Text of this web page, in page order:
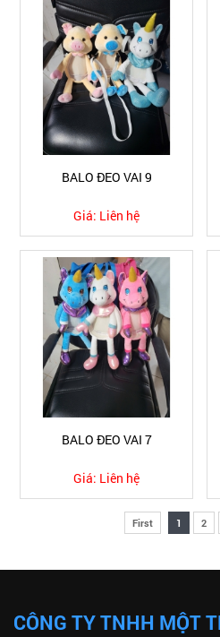
BALO ĐEO VAI 9
Giá: Liên hệ
BALO ĐEO VAI 7
Giá: Liên hệ
First 1 2
CÔNG TY TNHH MỘT